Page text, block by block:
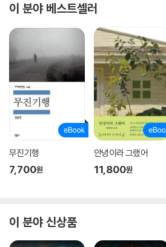
이 분야 베스트셀러
무진기행
7,700원
안녕이라 그랬어
11,800원
이 분야 신상품